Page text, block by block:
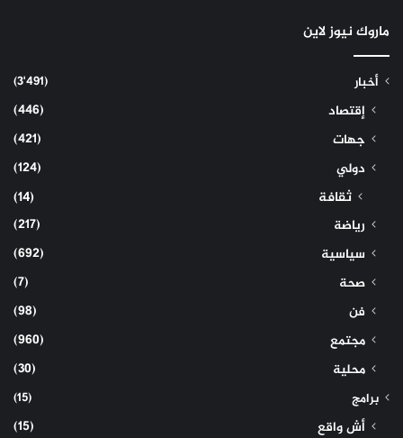
ماروك نيوز لاين
أخبار (3٬491)
إقتصاد
(446)
جهات
(421)
دولي
(124)
ثقافة (14)
رياضة
(217)
سياسية
(692)
صحة
(7)
فن
(98)
مجتمع
(960)
محلية
(30)
برامج (15)
أش واقع (15)